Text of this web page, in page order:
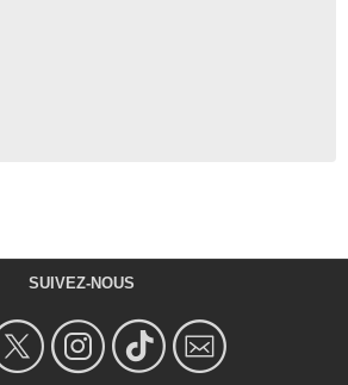
SUIVEZ-NOUS